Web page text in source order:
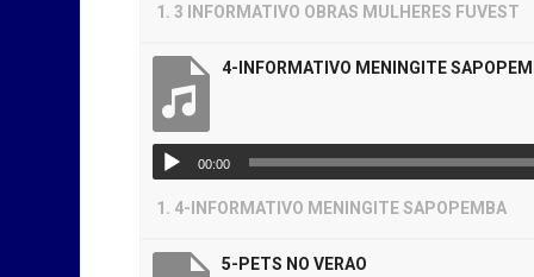
1.3 INFORMATIVO OBRAS MULHERES FUVEST
4-INFORMATIVO MENINGITE
00:00
1. 4-INFORMATIVO MENINGITE SAPOPEMBA
5-PETS NO VERAO